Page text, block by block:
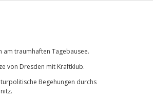
am traumhaften Tagebausee.
von Dresden mit Kraftklub.
Begehungen durchs